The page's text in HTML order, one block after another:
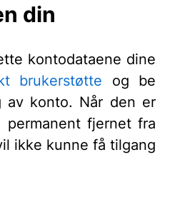
din
kontodataene dine
brukerstøtte og be
av konto. Når den er
fjernet fra
ikke kunne få tilgang